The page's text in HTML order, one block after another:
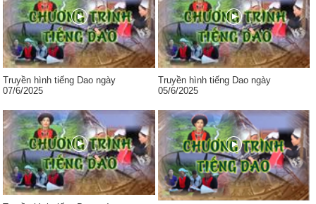
Truyền hình tiếng Dao ngày
07/6/2025
Truyền hình tiếng Dao ngày
05/6/2025